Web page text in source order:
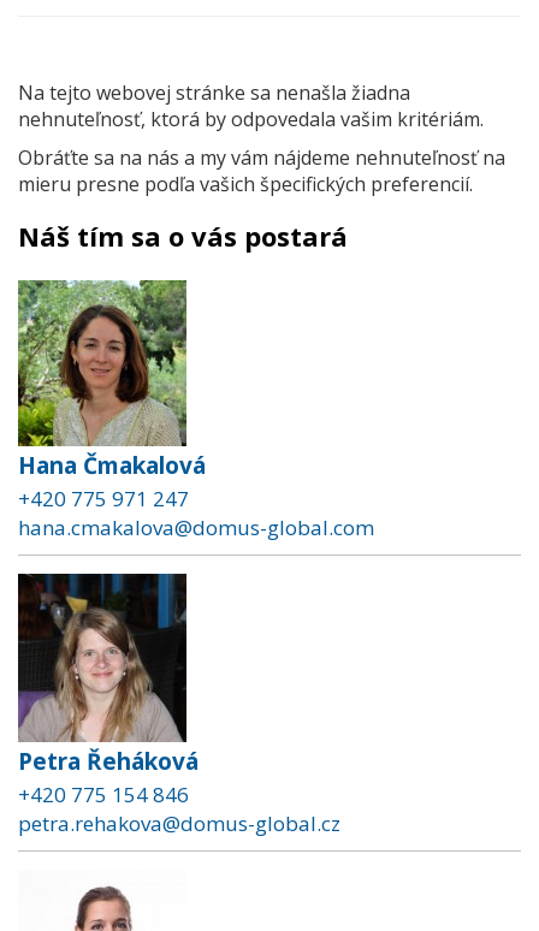
Na tejto webovej stránke sa nenašla žiadna
nehnuteľnosť, ktorá by odpovedala vašim kritériám.
Obráťte sa na nás a my vám nájdeme nehnuteľnosť na
mieru presne podľa vašich špecifických preferencií.
Náš tím sa o vás postará
Hana Čmakalová
+420 775 971 247
hana.cmakalova@domus-global.com
Petra Řeháková
+420 775 154 846
petra.rehakova@domus-global.cz